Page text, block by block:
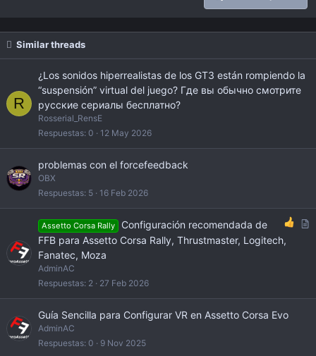
Similar threads
R
¿Los sonidos hiperrealistas de los GT3 están rompiendo la
“suspensión” virtual del juego? Где вы обычно смотрите
русские сериалы бесплатно?
Rosserial_RensE
Respuestas 0 12 May 2026
problemas con el forcefeedback
OBX
Respuestas 5 16 Feb 2026
Assetto Corsa Rally
Configuración recomendada de
FFB para Assetto Corsa Rally, Thrustmaster, Logitech,
Fanatec, Moza
AdminAC
Respuestas 2 27 Feb 2026
Guía Sencilla para Configurar VR en Assetto Corsa Evo
AdminAC
Respuestas 0 9 Nov 2025